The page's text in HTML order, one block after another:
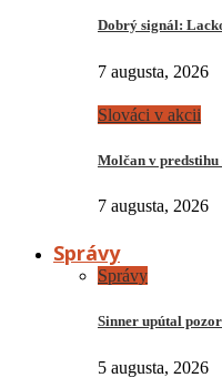
Dobrý signál:
7 augusta, 2026
Slováci v akcii
Molčan v
7 augusta, 2026
Správy
Správy
Sinner upútal
5 augusta, 2026